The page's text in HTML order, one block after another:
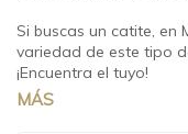
Si buscas un catite, en
variedad de este tipo
¡Encuentra el tuyo!
MÁS